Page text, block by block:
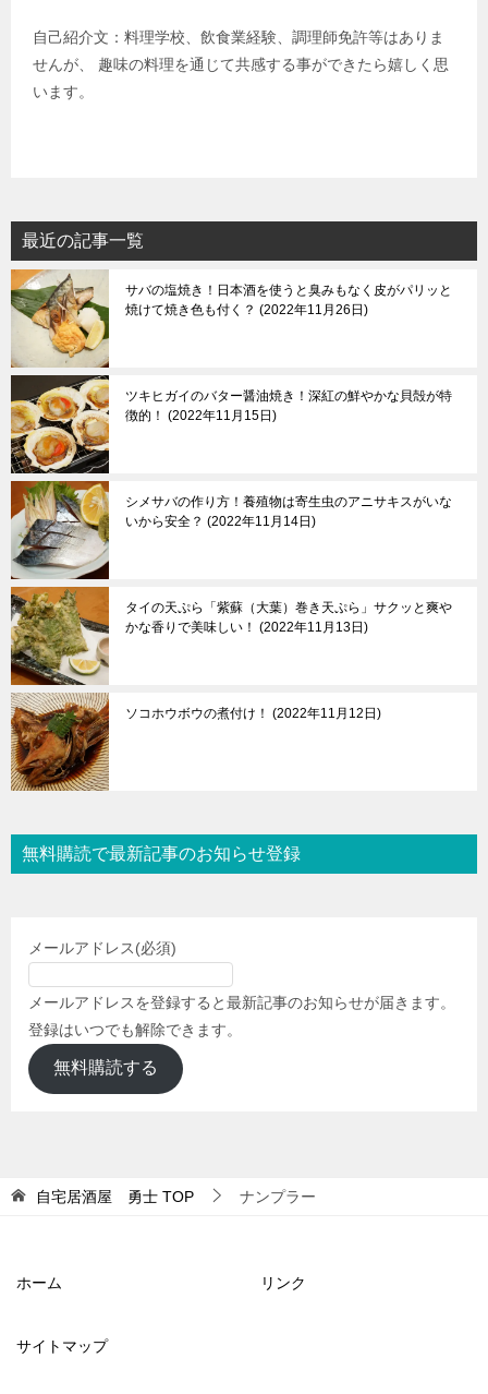
自己紹介文：料理学校、飲食業経験、調理師免許等はありま
せんが、 趣味の料理を通じて共感する事ができたら嬉しく思
います。
最近の記事一覧
サバの塩焼き！日本酒を使うと臭みもなく皮がパリッと
焼けて焼き色も付く？
2022年11月26日
ツキヒガイのバター醤油焼き！深紅の鮮やかな貝殻が特
徴的！
2022年11月15日
シメサバの作り方！養殖物は寄生虫のアニサキスがいな
いから安全？
2022年11月14日
タイの天ぷら「紫蘇（大葉）巻き天ぷら」サクッと爽や
かな香りで美味しい！
2022年11月13日
ソコホウボウの煮付け！ 2022年11月12日
無料購読で最新記事のお知らせ登録
メールアドレス(必須)
メールアドレスを登録すると最新記事のお知らせが届きます。
登録はいつでも解除できます。
無料購読する
自宅居酒屋 勇士 TOP ナンプラー
ホーム リンク
サイトマップ